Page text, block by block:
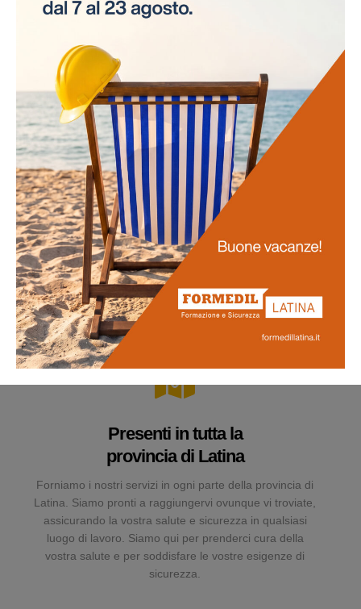
necessità di interruzioni per gli esami. Questo
approccio innovativo non solo risparmia tempo alle
Promozione
della salute
La salute dei lavoratori rappresenta il fulcro di questo
progetto. Favoriamo uno stile di vita salutare tra il
personale e sosteniamo attivamente la prevenzione
delle malattie professionali. Ci impegniamo
nell'obiettivo di potenziare la vostra salute e il vostro
benessere generale.
Presenti in tutta la
provincia di Latina
Forniamo i nostri servizi in ogni parte della provincia di
Latina. Siamo pronti a raggiungervi ovunque vi troviate,
assicurando la vostra salute e sicurezza in qualsiasi
luogo di lavoro. Siamo qui per prenderci cura della
vostra salute e per soddisfare le vostre esigenze di
sicurezza.